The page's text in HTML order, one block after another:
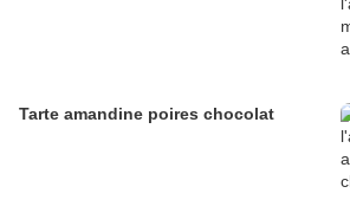
Tarte amandine poires chocolat